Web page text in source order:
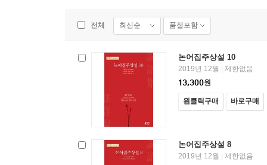
전체 최신순 품절포함
논어집주상설 10
2019년 12월
제한없음
13,300원
원클릭구매 바로구매
논어집주상설 8
2019년 12월
제한없음